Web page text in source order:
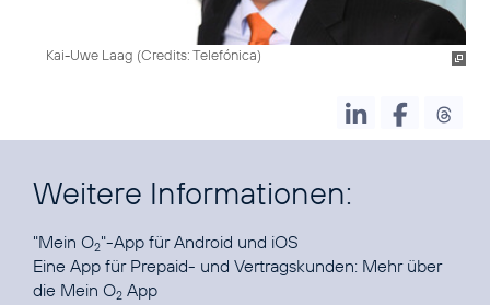
Kai-Uwe Laag (Credits: Telefónica)
Weitere Informationen:
"Mein O2"-App fürAndroid und iOS
Eine App für Prepaid- und Vertragskunden: Mehr über
die Mein O2 App